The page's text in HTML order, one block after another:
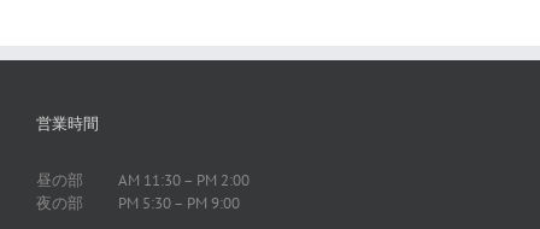
営業時間
昼の部 AM 11:30 – PM 2:00
夜の部 PM 5:30 – PM 9:00